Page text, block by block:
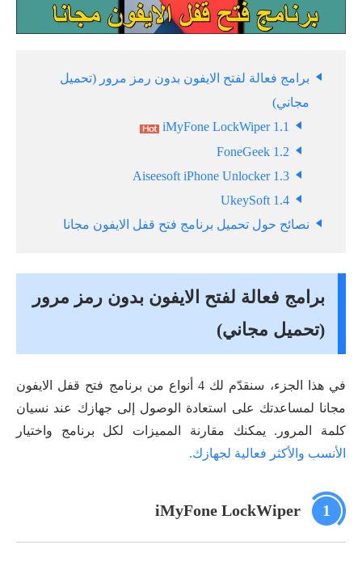
برامج فعالة لفتح الايفون بدون رمز مرور (تحميل
مجاني)
1.1 iMyFone LockWiper
1.2 FoneGeek
1.3 Aiseesoft iPhone Unlocker
1.4 UkeySoft
نصائح حول تحميل برنامج فتح قفل الايفون مجانا
برامج فعالة لفتح الايفون بدون رمز مرور
(تحميل مجاني)
في هذا الجزء، سنقدّم لك 4 أنواع من برنامج فتح قفل الايفون
مجانا لمساعدتك على استعادة الوصول إلى جهازك عند نسيان
كلمة المرور. يمكنك مقارنة المميزات لكل برنامج واختيار
الأنسب والأكثر فعالية لجهازك.
1